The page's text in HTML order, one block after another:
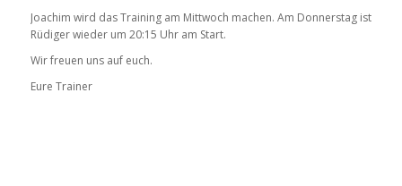
Joachim wird das Training am Mittwoch machen. Am Donnerstag ist
Rüdiger wieder um 20:15 Uhr am Start.
Wir freuen uns auf euch.
Eure Trainer